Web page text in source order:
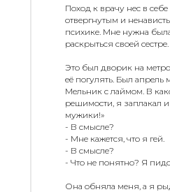
Поход к врачу нес в
отвергнутым и
психике. Мне нужна
раскрыться своей сестре.
Это был дворик на
её погулять. Был
Мельник с лаймом. В
решимости, я заплакал
мужики!»
- В смысле?
- Мне кажется, что я гей.
- В смысле?
- Что не понятно? Я
Она обняла меня, а я